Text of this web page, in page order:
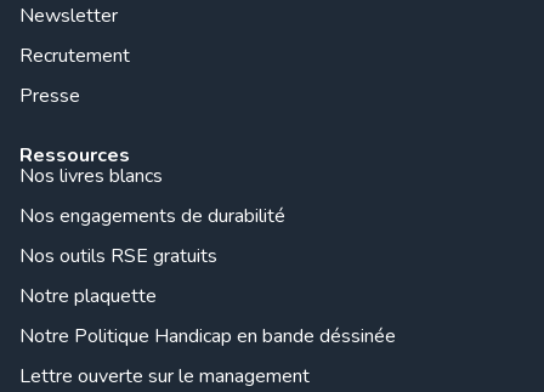
Newsletter
Recrutement
Presse
Ressources
Nos livres blancs
Nos engagements de durabilité
Nos outils RSE gratuits
Notre plaquette
Notre Politique Handicap en bande déssinée
Lettre ouverte sur le management